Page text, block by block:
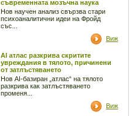
съвременната мозъчна наука
Нов научен анализ свързва стари
психоаналитични идеи на Фройд
със...
Виж
AI атлас разкрива скритите
увреждания в тялото, причинени
от затлъстяването
Нов AI-базиран „атлас“ на тялото
разкрива как затлъстяването
променя...
Виж